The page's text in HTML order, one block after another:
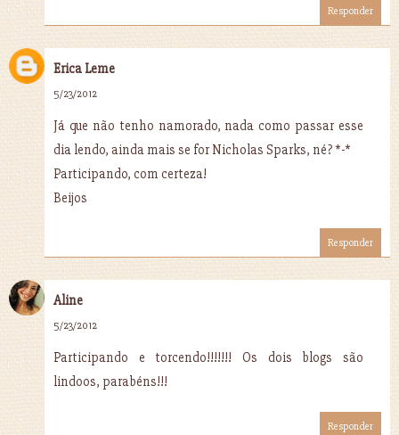
Responder
Erica Leme
5/23/2012
Já que não tenho namorado, nada como passar esse
dia lendo, ainda mais se for Nicholas Sparks, né? *-*
Participando, com certeza!
Beijos
Responder
Aline
5/23/2012
Participando e torcendo!!!!!!! Os dois blogs são
lindoos, parabéns!!!
Responder